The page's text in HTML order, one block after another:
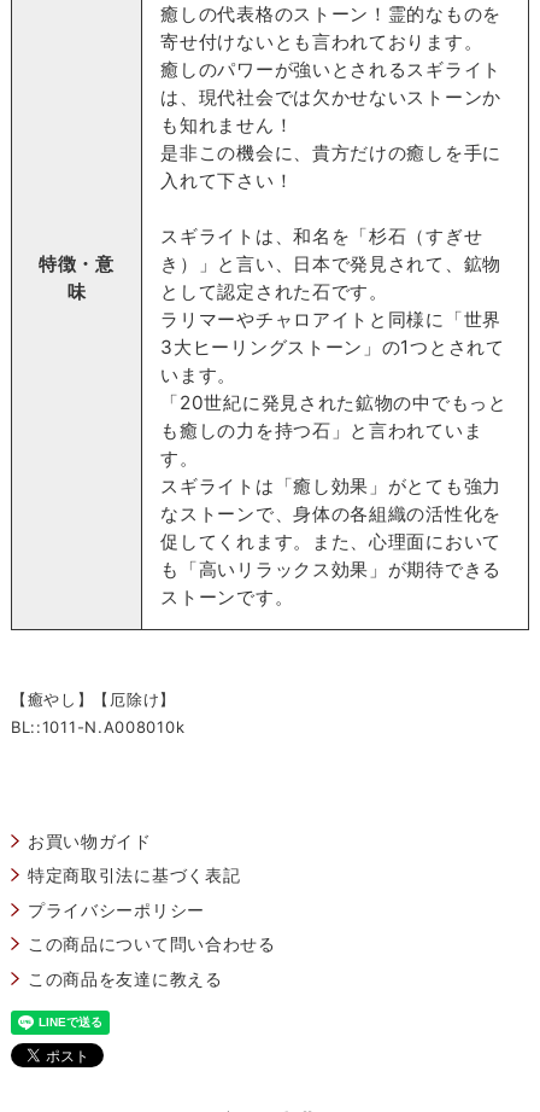
特徴・意
味
癒しの代表格のストーン！霊的なものを
寄せ付けないとも言われております。
癒しのパワーが強いとされるスギライト
は、現代社会では欠かせないストーンか
も知れません！
是非この機会に、貴方だけの癒しを手に
入れて下さい！
スギライトは、和名を「杉石（すぎせ
き）」と言い、日本で発見されて、鉱物
として認定された石です。
ラリマーやチャロアイトと同様に「世界
3大ヒーリングストーン」の1つとされて
います。
「20世紀に発見された鉱物の中でもっと
も癒しの力を持つ石」と言われていま
す。
スギライトは「癒し効果」がとても強力
なストーンで、身体の各組織の活性化を
促してくれます。また、心理面において
も「高いリラックス効果」が期待できる
ストーンです。
【癒やし】【厄除け】
BL::1011-N.A008010k
お買い物ガイド
特定商取引法に基づく表記
プライバシーポリシー
この商品について問い合わせる
この商品を友達に教える